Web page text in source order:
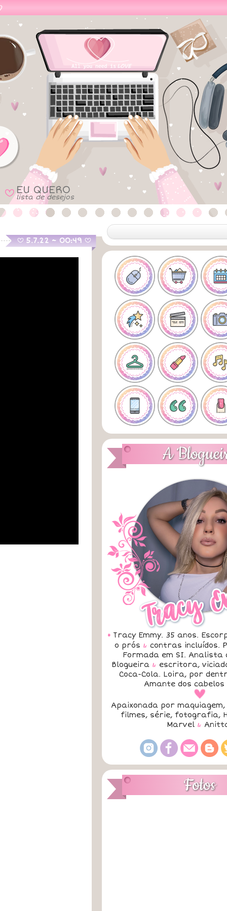
B EU QUERO
lista de desejos
B 5.7.22 ~ 00:49 B
A
• Tracy Emmy. 35 anos.
o prós & contras incluídos.
Formada em SI. Analista
Blogueira & escritora,
Coca-Cola. Loira, por
Amante dos
a
Apaixonada por maquiagem,
filmes, série, fotografia,
Marvel &
Fotos